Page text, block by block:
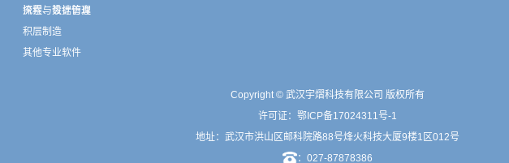
流程与数据管理
探索、设计仿真
积层制造
其他专业软件
Copyright © 武汉宇熠科技有限公司 版权所有
许可证： 鄂ICP备17024311号-1
地址：武汉市洪山区邮科院路88号烽火科技大厦9楼1区012号
：027-87878386